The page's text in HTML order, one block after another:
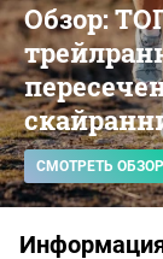
Обзор:
СМОТРЕТЬ ОБЗОР